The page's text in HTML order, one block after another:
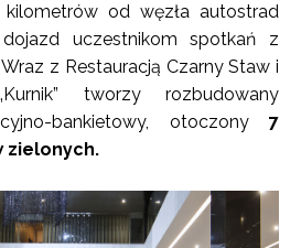
od węzła autostrad
uczestnikom spotkań z
z Restauracją Czarny Staw i
tworzy rozbudowany
bankietowy, otoczony 7
zielonych.